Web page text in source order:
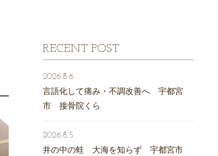
RECENT POST
言語化して痛み・不調改善へ 宇都宮
市 接骨院くら
2026.8.6
井の中の蛙 大海を知らず 宇都宮市
2026.8.5